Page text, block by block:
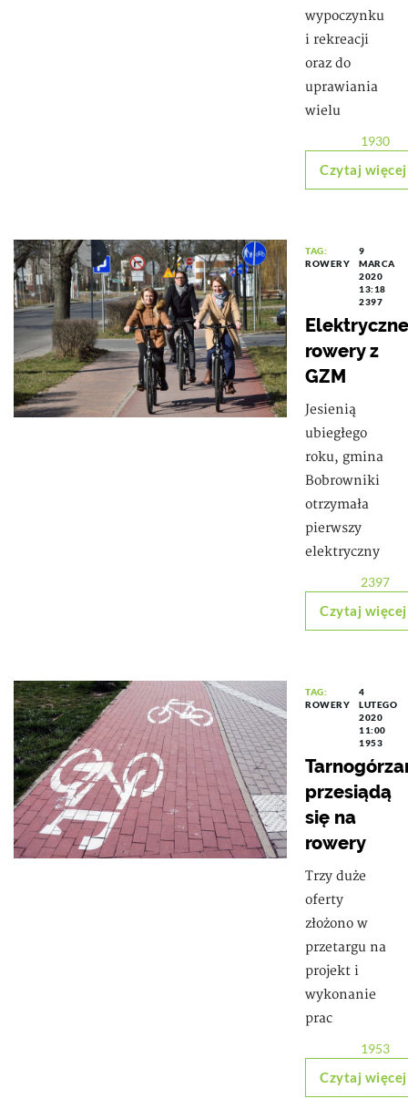
wypoczynku
i rekreacji
oraz do
uprawiania
wielu
1930
Czytaj więcej
TAG:
ROWERY
9
MARCA
2020
13:18
2397
Elektryczne
rowery z
GZM
Jesienią
ubiegłego
roku, gmina
Bobrowniki
otrzymała
pierwszy
elektryczny
2397
Czytaj więcej
TAG:
ROWERY
4
LUTEGO
2020
11:00
1953
przesiądą
się na
rowery
Trzy duże
oferty
złożono w
przetargu na
projekt i
wykonanie
prac
1953
Czytaj więcej